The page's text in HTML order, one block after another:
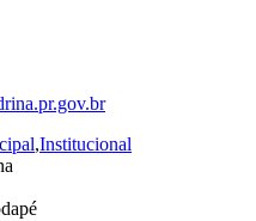
,Institucional